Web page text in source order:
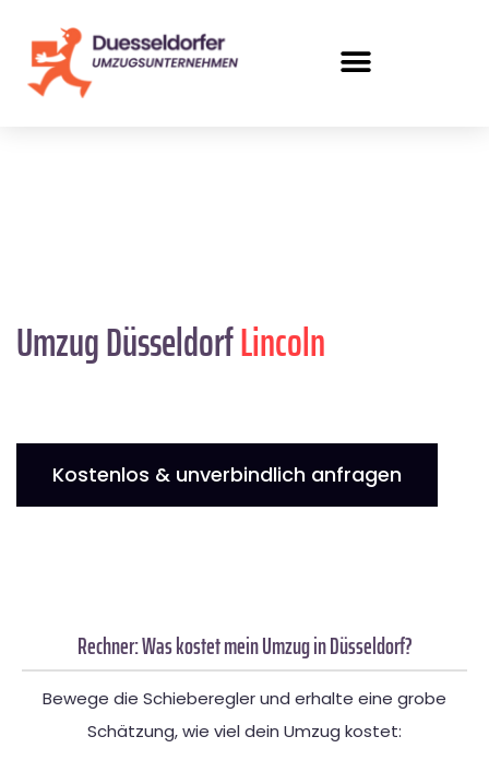
Umzug DüsseldorfLincoln
Kostenlos & unverbindlich anfragen
Rechner: Was kostet mein Umzug in Düsseldorf?
Bewege die Schieberegler und erhalte eine grobe
Schätzung, wie viel dein Umzug kostet: